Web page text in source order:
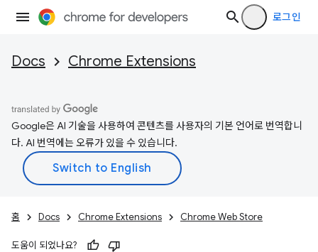
로그인
Docs Chrome Extensions
Google은 AI 기술을 사용하여 콘텐츠를 사용자의 기본 언어로 번역합니
다. AI 번역에는 오류가 있을 수 있습니다.
홈 Docs Chrome Extensions Chrome Web Store
도움이 되었나요?